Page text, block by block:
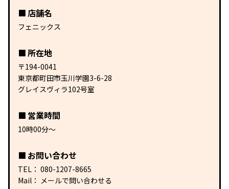
店舗名
フェニックス
所在地
〒194-0041
東京都町田市玉川学園3-6-28
グレイスヴィラ102号室
営業時間
10時00分〜
お問い合わせ
TEL： 080-1207-8665
Mail： メールで問い合わせる